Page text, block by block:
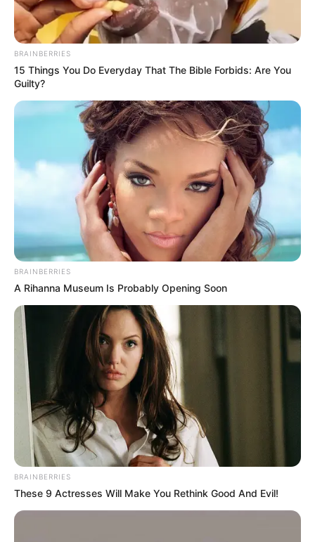
Arthrologist Begs To Stop Buying Knee Braces - Do
This Instead
FORGE BODY
Japan's Greatest Doctors Say Memory Loss Isn't
Age: Just Stop Drinking These 3 Beverages
NEUROMIND PRO
She Chose To Remove The Tattoos On Her Face.
Look At Her Now
BUZZ DAY
BRAINBERRIES
15 Things You Do Everyday That The Bible Forbids: Are You
Guilty?
BRAINBERRIES
A Rihanna Museum Is Probably Opening Soon
BRAINBERRIES
These 9 Actresses Will Make You Rethink Good And Evil!